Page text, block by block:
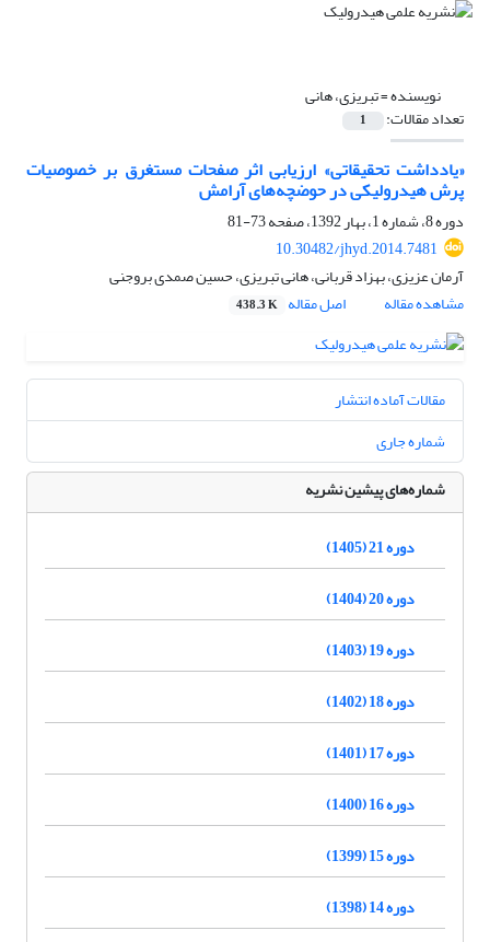
نویسنده =تبریزی، هانی
تعداد مقالات: 1
«یادداشت تحقیقاتی» ارزیابی اثر صفحات مستغرق بر خصوصیات
پرش هیدرولیکی در حوضچه‌های آرامش
دوره 8، شماره 1، بهار 1392، صفحه
73-81
10.30482/jhyd.2014.7481
آرمان عزیزی، بهزاد قربانی، هانی تبریزی، حسین صمدی بروجنی
مشاهده مقاله
اصل مقاله 438.3 K
مقالات آماده انتشار
شماره جاری
شماره‌های پیشین نشریه
دوره 21 (1405)
دوره 20 (1404)
دوره 19 (1403)
دوره 18 (1402)
دوره 17 (1401)
دوره 16 (1400)
دوره 15 (1399)
دوره 14 (1398)